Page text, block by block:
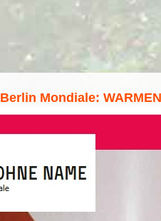
Berlin Mondiale: